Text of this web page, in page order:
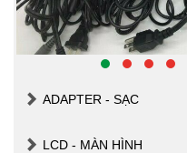
ADAPTER - SẠC
LCD - MÀN HÌNH